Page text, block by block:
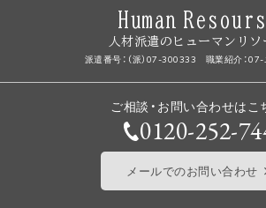
Human
人材派遣のヒューマンリソ
派遣番号：（派）07-300333 職業紹介：
ご相談・お問い合わせはこ
0120-252-
メールでのお問い合わせ